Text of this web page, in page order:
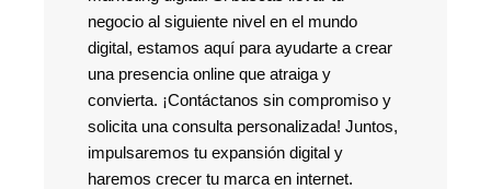
negocio al siguiente nivel en el mundo
digital, estamos aquí para ayudarte a crear
una presencia online que atraiga y
convierta. ¡Contáctanos sin compromiso y
solicita una consulta personalizada! Juntos,
impulsaremos tu expansión digital y
haremos crecer tu marca en internet.